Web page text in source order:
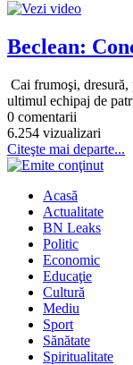
Beclean:
Cai frumoşi, dresură,
ultimul echipaj de
0 comentarii
6.254 vizualizari
Citeşte mai departe...
Acasă
Actualitate
BN Leaks
Politic
Economic
Educaţie
Cultură
Mediu
Sport
Sănătate
Spiritualitate